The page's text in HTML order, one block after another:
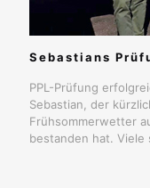
Sebastians
PPL-Prüfung
Sebastian, der
Frühsommerwetter
bestanden hat. Viele